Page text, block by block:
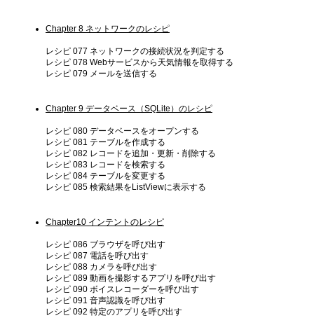
Chapter 8 ネットワークのレシピ
レシピ 077 ネットワークの接続状況を判定する
レシピ 078 Webサービスから天気情報を取得する
レシピ 079 メールを送信する
Chapter 9 データベース（SQLite）のレシピ
レシピ 080 データベースをオープンする
レシピ 081 テーブルを作成する
レシピ 082 レコードを追加・更新・削除する
レシピ 083 レコードを検索する
レシピ 084 テーブルを変更する
レシピ 085 検索結果をListViewに表示する
Chapter10 インテントのレシピ
レシピ 086 ブラウザを呼び出す
レシピ 087 電話を呼び出す
レシピ 088 カメラを呼び出す
レシピ 089 動画を撮影するアプリを呼び出す
レシピ 090 ボイスレコーダーを呼び出す
レシピ 091 音声認識を呼び出す
レシピ 092 特定のアプリを呼び出す